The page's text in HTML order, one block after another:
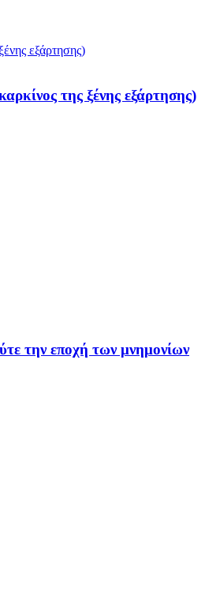
της ξένης εξάρτησης)
την εποχή των μνημονίων